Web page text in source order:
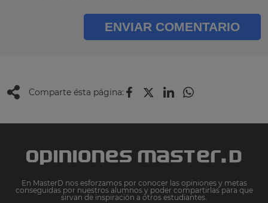
ENVIAR COMENTARIO
Comparte ésta página:
En MasterD nos esforzamos por conocer las opiniones y metas
conseguidas por nuestros alumnos y poder compartirlas para que
sirvan de inspiración a otros estudiantes.